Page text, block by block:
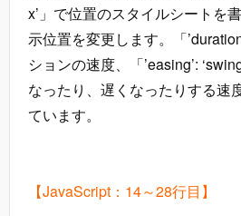
x’」で位置のスタイルシートを
示位置を変更します。「
ションの速度、「’easing’:
なったり、遅くなったりする速
ています。
【JavaScript：14～28行目】